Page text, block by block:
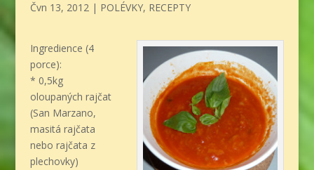
Čvn 13, 2012| POLÉVKY, RECEPTY
Ingredience (4
porce):
* 0,5kg
oloupaných rajčat
(San Marzano,
masitá rajčata
nebo rajčata z
plechovky)